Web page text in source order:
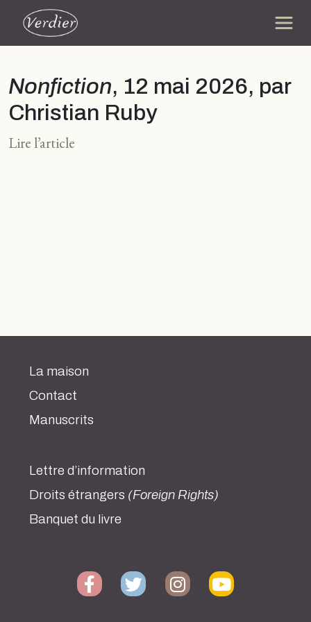
Nonfiction, 12 mai 2026, par
Christian Ruby
Lire l’article
La maison
Contact
Manuscrits
Lettre d’information
Droits étrangers (Foreign Rights)
Banquet du livre